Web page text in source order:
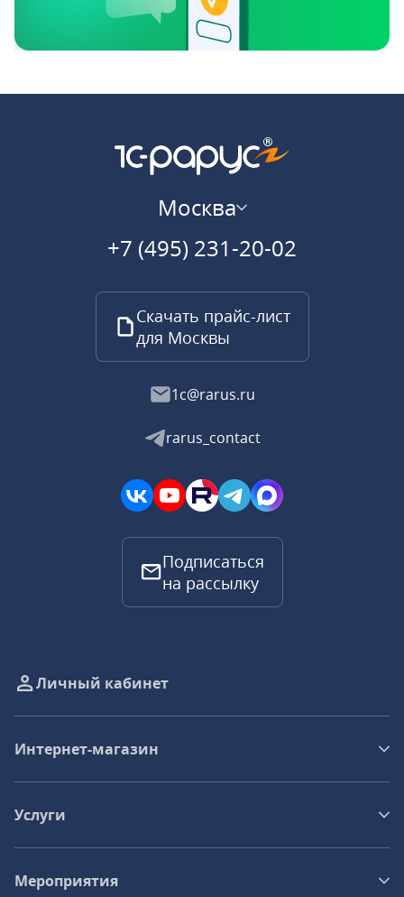
Москва
+7 (495) 231-20-02
Скачать прайс-лист
для Москвы
1c@rarus.ru
rarus_contact
Подписаться
на рассылку
Личный кабинет
Интернет-магазин
Услуги
Мероприятия